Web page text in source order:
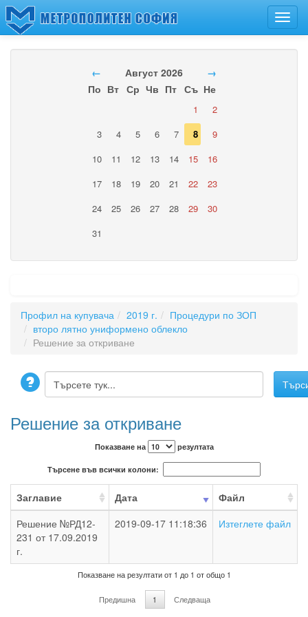
← Август 2026
→
По Вт Ср Чв Пт Съ Не
1
2
3
4 5 6 7 8
9
10
11 12 13 14 15
16
17
18 19 20 21 22
23
24
25 26 27 28 29
30
31
Профил на купувача 2019 г.
Процедури по ЗОП
второ лятно униформено облекло
Решение за откриване
Решение за откриване
Показване на резултата
Търсене във всички колони:
Заглавие Дата
Файл
Решение №РД12-
231 от 17.09.2019
г.
2019-09-17 11:18:36 Изтеглете файл
Показване на резултати от 1 до 1 от общо 1
Предишна 1 Следваща